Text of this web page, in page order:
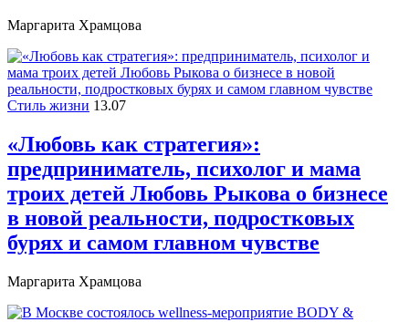
Маргарита Храмцова
Стиль жизни 13.07
«Любовь как стратегия»:
предприниматель, психолог и мама
троих детей Любовь Рыкова о бизнесе
в новой реальности, подростковых
бурях и самом главном чувстве
Маргарита Храмцова